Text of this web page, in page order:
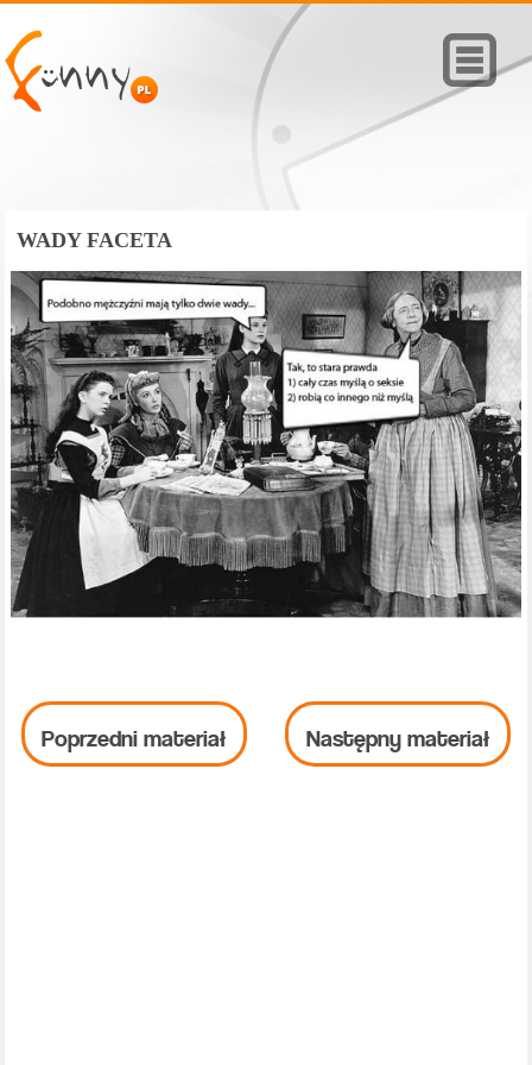
WADY FACETA
Poprzedni materiał Następny materiał